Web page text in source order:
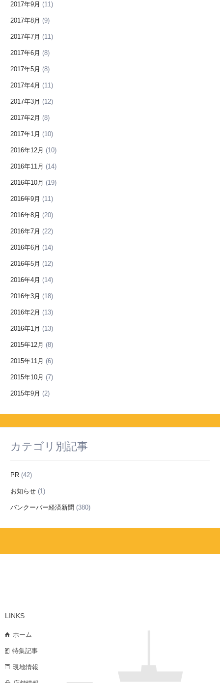
2017年9月 (11)
2017年8月 (9)
2017年7月 (11)
2017年6月 (8)
2017年5月 (8)
2017年4月 (11)
2017年3月 (12)
2017年2月 (8)
2017年1月 (10)
2016年12月 (10)
2016年11月 (14)
2016年10月 (19)
2016年9月 (11)
2016年8月 (20)
2016年7月 (22)
2016年6月 (14)
2016年5月 (12)
2016年4月 (14)
2016年3月 (18)
2016年2月 (13)
2016年1月 (13)
2015年12月 (8)
2015年11月 (6)
2015年10月 (7)
2015年9月 (2)
カテゴリ別記事
PR (42)
お知らせ (1)
バンクーバー経済新聞 (380)
LINKS
ホーム
特集記事
現地情報